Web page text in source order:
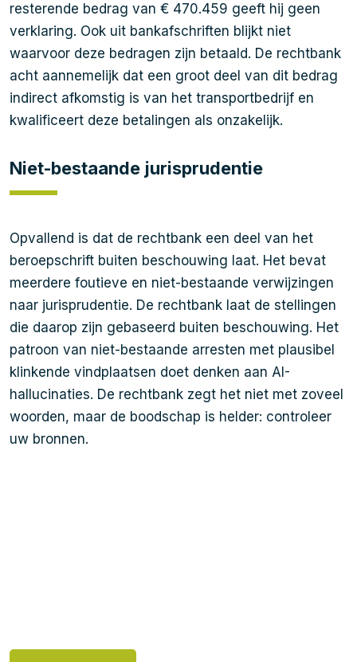
resterende bedrag van € 470.459 geeft hij geen
verklaring. Ook uit bankafschriften blijkt niet
waarvoor deze bedragen zijn betaald. De rechtbank
acht aannemelijk dat een groot deel van dit bedrag
indirect afkomstig is van het transportbedrijf en
kwalificeert deze betalingen als onzakelijk.
Niet-bestaande jurisprudentie
Opvallend is dat de rechtbank een deel van het
beroepschrift buiten beschouwing laat. Het bevat
meerdere foutieve en niet-bestaande verwijzingen
naar jurisprudentie. De rechtbank laat de stellingen
die daarop zijn gebaseerd buiten beschouwing. Het
patroon van niet-bestaande arresten met plausibel
klinkende vindplaatsen doet denken aan AI-
hallucinaties. De rechtbank zegt het niet met zoveel
woorden, maar de boodschap is helder: controleer
uw bronnen.